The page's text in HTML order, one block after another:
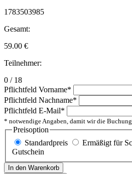
1783503985
Gesamt:
59.00 €
Teilnehmer:
0 / 18
Pflichtfeld Vorname*
Pflichtfeld Nachname*
Pflichtfeld E-Mail*
* notwendige Angaben, damit wir die
Preisoption
Standardpreis
Ermäßigt für
Gutschein